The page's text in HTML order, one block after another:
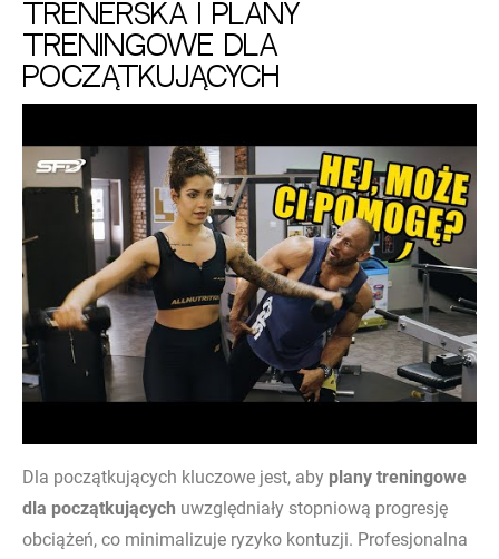
trenerska i plany
treningowe dla
początkujących
Dla początkujących kluczowe jest, aby plany treningowe
dla początkujących uwzględniały stopniową progresję
obciążeń, co minimalizuje ryzyko kontuzji. Profesjonalna